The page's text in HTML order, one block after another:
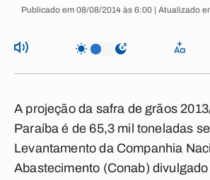
Publicado em 08/08/2014 às 6:00 | Atualizado
A projeção da safra de grãos
Paraíba é de 65,3 mil toneladas
Levantamento da Companhia
Abastecimento (Conab)